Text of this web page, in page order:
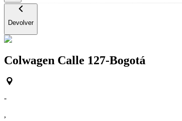
Devolver
Colwagen Calle 127-Bogotá
-
,